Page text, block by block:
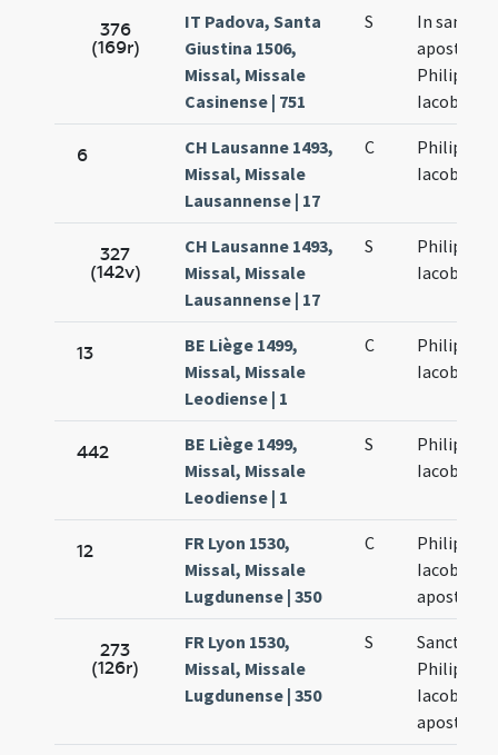
376
(169r)
IT Padova, Santa
Giustina 1506,
Missal, Missale
Casinense | 751
S
In
Philippi et
Iacobi
6
CH Lausanne 1493,
Missal, Missale
Lausannense | 17
C
Philippi et
Iacobi
327
(142v)
CH Lausanne 1493,
Missal, Missale
Lausannense | 17
S
Philippi et
Iacobi
13
BE Liège 1499,
Missal, Missale
Leodiense | 1
C
Philippi et
Iacobi
442
BE Liège 1499,
Missal, Missale
Leodiense | 1
S
Philippi et
Iacobi
12
FR Lyon 1530,
Missal, Missale
Lugdunense | 350
C
Philippi et
Iacobi
273
(126r)
FR Lyon 1530,
Missal, Missale
Lugdunense | 350
S
Philippi et
Iacobi